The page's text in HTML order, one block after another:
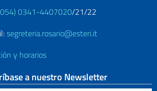
0341-4407020/21/22
segreteria.rosario@esteri.it
y horarios
a nuestro Newsletter